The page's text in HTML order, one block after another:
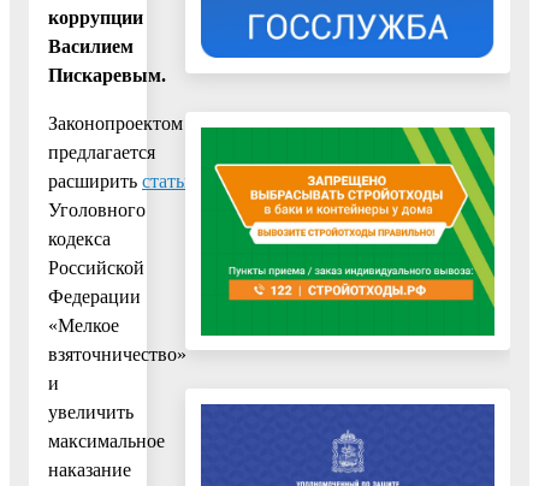
коррупции
Василием
Пискаревым.
Законопроектом
предлагается
расширить статью
291.2
Уголовного
кодекса
Российской
Федерации
«Мелкое
взяточничество»
и
увеличить
максимальное
наказание